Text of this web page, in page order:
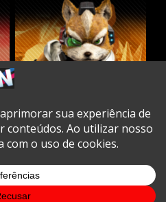
YoutubeSpotifyCookie
Policy